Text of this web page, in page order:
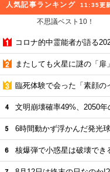
人気記事ランキング 11:35更
不思議ベスト10！
コロナ的中霊能者が語る
またしても火星に謎の「扉
臨死体験で会った「素顔の
文明崩壊確率49%、2050年
6時間動かず浮かんだ発光
核爆弾で小惑星は破壊でき